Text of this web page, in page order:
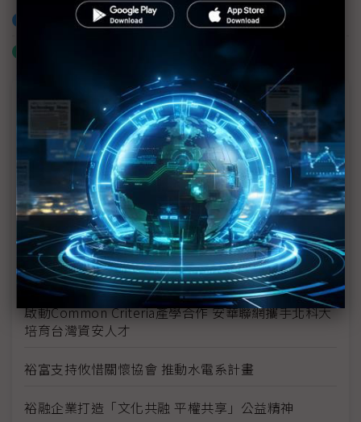
加入已選取到「關鍵字追蹤」
議題精選－ESG專欄
以SEED技術打造更環保永續的網路
Axis與準線智慧科技攜手打造創新河川水位監測解決
方案 落實生態永續發展的願景
東捷資訊推ACE王牌計畫 搶攻企業轉型商機添動能
伊雲谷獲永續獎項雙認證 數位韌性驅動永續發展
啟動Common Criteria產學合作 安華聯網攜手北科大
培育台灣資安人才
裕富支持攸惜關懷協會 推動水電系計畫
裕融企業打造「文化共融 平權共享」公益精神